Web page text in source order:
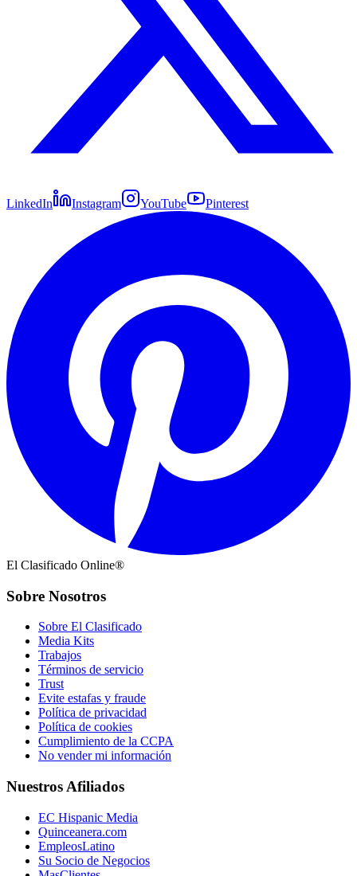
LinkedIn Instagram YouTube Pinterest
El Clasificado Online®
Sobre Nosotros
Sobre El Clasificado
Media Kits
Trabajos
Términos de servicio
Trust
Evite estafas y fraude
Política de privacidad
Política de cookies
Cumplimiento de la CCPA
No vender mi información
Nuestros Afiliados
EC Hispanic Media
Quinceanera.com
EmpleosLatino
Su Socio de Negocios